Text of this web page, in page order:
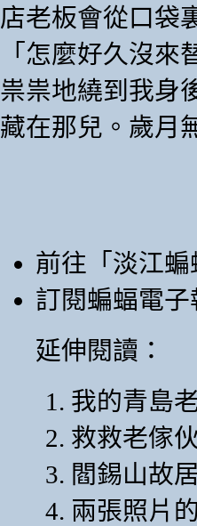
店老板會從口袋
「怎麼好久沒
祟祟地繞到我身
藏在那兒。歲月
前往「淡江
訂閱蝙蝠電子
延伸閱讀：
我的青島
救救老傢
閻錫山故
兩張照片